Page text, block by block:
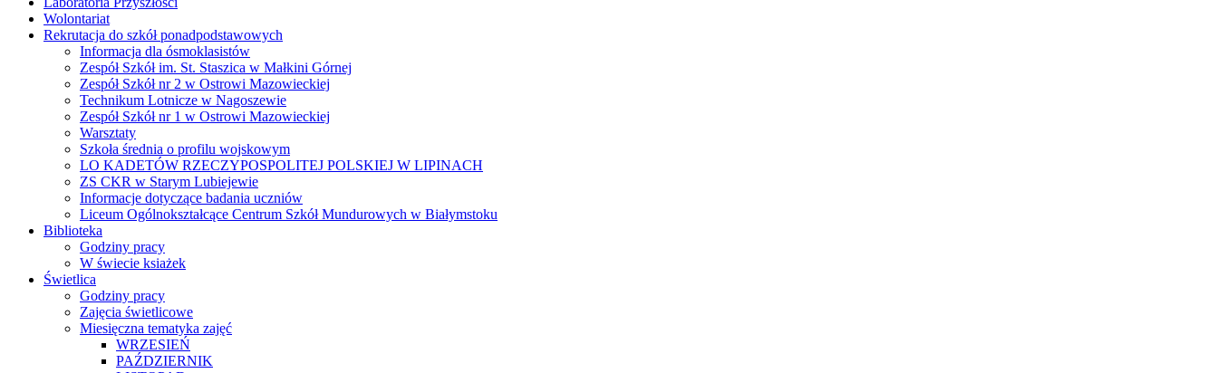
Wolontariat
Rekrutacja do szkół ponadpodstawowych
Informacja dla ósmoklasistów
Zespół Szkół im. St. Staszica w Małkini Górnej
Zespół Szkół nr 2 w Ostrowi Mazowieckiej
Technikum Lotnicze w Nagoszewie
Zespół Szkół nr 1 w Ostrowi Mazowieckiej
Warsztaty
Szkoła średnia o profilu wojskowym
LO KADETÓW RZECZYPOSPOLITEJ POLSKIEJ W LIPINACH
ZS CKR w Starym Lubiejewie
Informacje dotyczące badania uczniów
Liceum Ogólnokształcące Centrum Szkół Mundurowych w Białymstoku
Biblioteka
Godziny pracy
W świecie ksiażek
Świetlica
Godziny pracy
Zajęcia świetlicowe
Miesięczna tematyka zajęć
WRZESIEŃ
PAŹDZIERNIK